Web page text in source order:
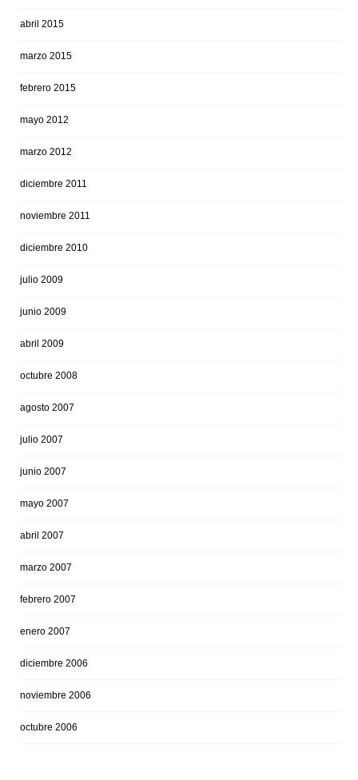
abril 2015
marzo 2015
febrero 2015
mayo 2012
marzo 2012
diciembre 2011
noviembre 2011
diciembre 2010
julio 2009
junio 2009
abril 2009
octubre 2008
agosto 2007
julio 2007
junio 2007
mayo 2007
abril 2007
marzo 2007
febrero 2007
enero 2007
diciembre 2006
noviembre 2006
octubre 2006